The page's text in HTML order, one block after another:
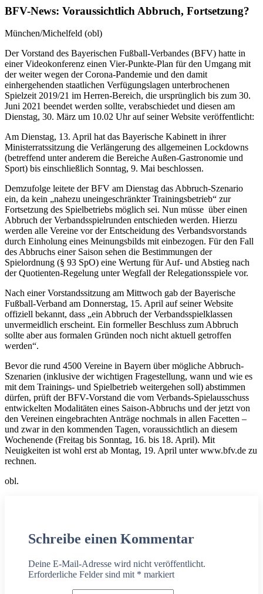
BFV-News: Voraussichtlich Abbruch, Fortsetzung?
München/Michelfeld (obl)
Der Vorstand des Bayerischen Fußball-Verbandes (BFV) hatte in
einer Videokonferenz einen Vier-Punkte-Plan für den Umgang mit
der weiter wegen der Corona-Pandemie und den damit
einhergehenden staatlichen Verfügungslagen unterbrochenen
Spielzeit 2019/21 im Herren-Bereich, die ursprünglich bis zum 30.
Juni 2021 beendet werden sollte, verabschiedet und diesen am
Dienstag, 30. März um 10.02 Uhr auf seiner Website veröffentlicht:
Am Dienstag, 13. April hat das Bayerische Kabinett in ihrer
Ministerratssitzung die Verlängerung des allgemeinen Lockdowns
(betreffend unter anderem die Bereiche Außen-Gastronomie und
Sport) bis einschließlich Sonntag, 9. Mai beschlossen.
Demzufolge leitete der BFV am Dienstag das Abbruch-Szenario
ein, da kein „nahezu uneingeschränkter Trainingsbetrieb“ zur
Fortsetzung des Spielbetriebs möglich sei. Nun müsse über einen
Abbruch der Verbandsspielrunden entschieden werden. Hierzu
werden alle Vereine vor der Entscheidung des Verbandsvorstands
durch Einholung eines Meinungsbilds mit einbezogen. Für den Fall
des Abbruchs einer Saison sehen die Bestimmungen der
Spielordnung (§ 93 SpO) eine Wertung für Auf- und Abstieg nach
der Quotienten-Regelung unter Wegfall der Relegationsspiele vor.
Nach einer Vorstandssitzung am Mittwoch gab der Bayerische
Fußball-Verband am Donnerstag, 15. April auf seiner Website
offiziell bekannt, dass „ein Abbruch der Verbandsspielklassen
unvermeidlich erscheint. Ein formeller Beschluss zum Abbruch
sollte aber aus formalen Gründen noch nicht aktuell getroffen
werden“.
Bevor die rund 4500 Vereine in Bayern über mögliche Abbruch-
Szenarien (inklusive der wichtigen Fragestellung, wann und wie es
mit dem Trainings- und Spielbetrieb weitergehen soll) abstimmen
dürfen, prüft der BFV-Vorstand die vom Verbands-Spielausschuss
entwickelten Modalitäten eines Saison-Abbruchs und der jetzt von
den Vereinen eingebrachten Anträge nochmals in allen Facetten –
und zwar in den kommenden Tagen, voraussichtlich an diesem
Wochenende (Freitag bis Sonntag, 16. bis 18. April). Mit
Neuigkeiten ist wohl erst ab Montag, 19. April unter www.bfv.de zu
rechnen.
obl.
Schreibe einen Kommentar
Deine E-Mail-Adresse wird nicht veröffentlicht.
Erforderliche Felder sind mit * markiert